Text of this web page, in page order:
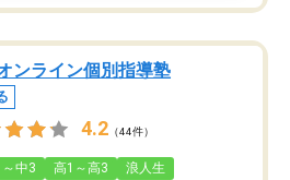
ンライン個別指導塾
4.2 （44件）
中3 高1～高3 浪人生